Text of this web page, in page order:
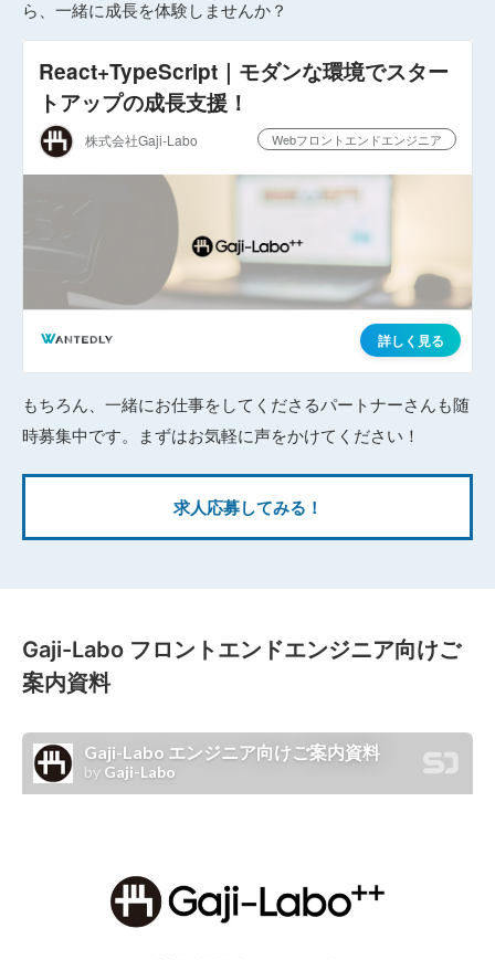
ら、一緒に成長を体験しませんか？
もちろん、一緒にお仕事をしてくださるパートナーさんも随
時募集中です。まずはお気軽に声をかけてください！
求人応募してみる！
Gaji-Labo フロントエンドエンジニア向けご
案内資料